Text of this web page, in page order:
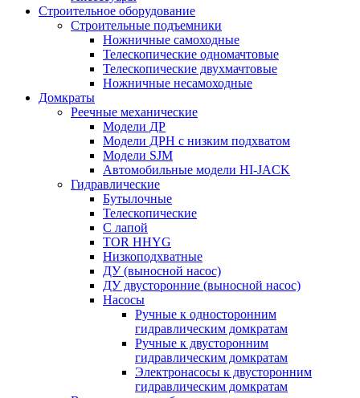
Строительное оборудование
Строительные подъемники
Ножничные самоходные
Телескопические одномачтовые
Телескопические двухмачтовые
Ножничные несамоходные
Домкраты
Реечные механические
Модели ДР
Модели ДРН с низким подхватом
Модели SJM
Автомобильные модели HI-JACK
Гидравлические
Бутылочные
Телескопические
С лапой
TOR HHYG
Низкоподхватные
ДУ (выносной насос)
ДУ двусторонние (выносной насос)
Насосы
Ручные к односторонним
гидравлическим домкратам
Ручные к двусторонним
гидравлическим домкратам
Электронасосы к двусторонним
гидравлическим домкратам